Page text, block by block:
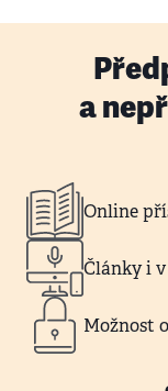
a
Online
Články i
Možnost